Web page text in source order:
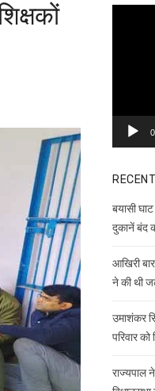
बयासी
दुकानें बंद
आखिरी
ने की थी
उमाशंकर
परिवार
राज्यपाल